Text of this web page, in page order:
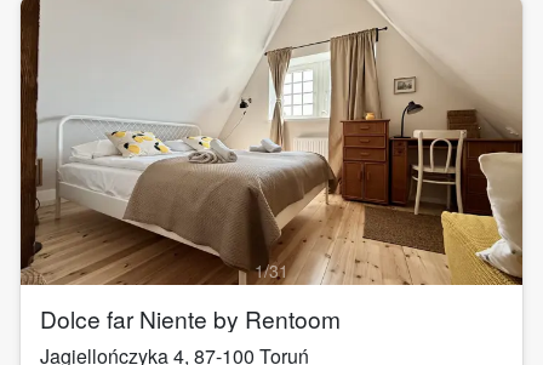
1/31
Dolce far Niente by Rentoom
Jagiellończyka 4, 87-100 Toruń